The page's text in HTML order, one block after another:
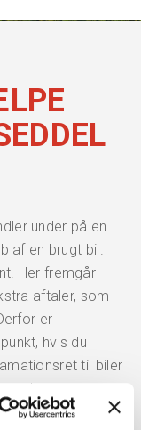
under på en
af en brugt bil.
Her fremgår
aftaler, som
er
hvis du
til biler